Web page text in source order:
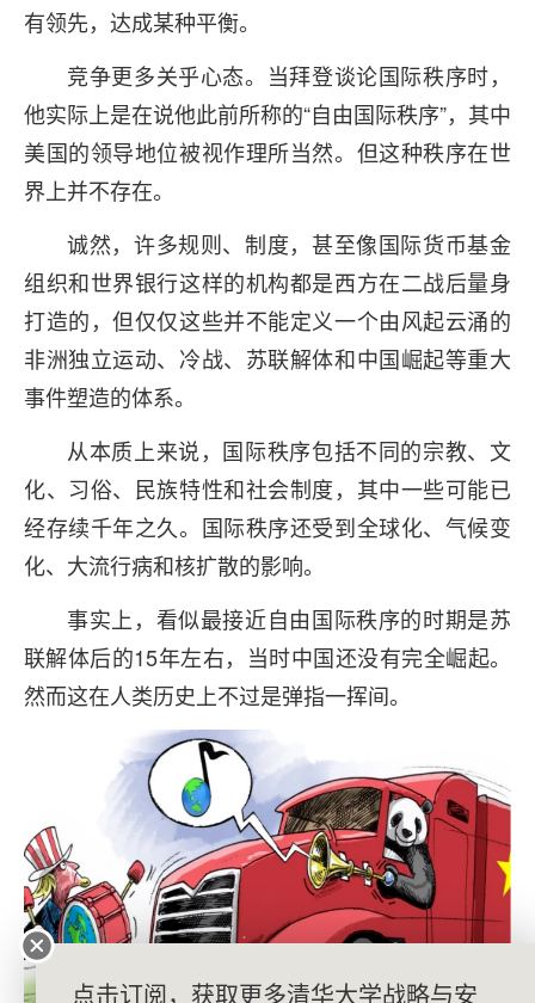
有领先，达成某种平衡。
竞争更多关乎心态。当拜登谈论国际秩序时，
他实际上是在说他此前所称的“自由国际秩序”，其中
美国的领导地位被视作理所当然。但这种秩序在世
界上并不存在。
诚然，许多规则、制度，甚至像国际货币基金
组织和世界银行这样的机构都是西方在二战后量身
打造的，但仅仅这些并不能定义一个由风起云涌的
非洲独立运动、冷战、苏联解体和中国崛起等重大
事件塑造的体系。
从本质上来说，国际秩序包括不同的宗教、文
化、习俗、民族特性和社会制度，其中一些可能已
经存续千年之久。国际秩序还受到全球化、气候变
化、大流行病和核扩散的影响。
事实上，看似最接近自由国际秩序的时期是苏
联解体后的15年左右，当时中国还没有完全崛起。
然而这在人类历史上不过是弹指一挥间。
点击订阅，获取更多清华大学战略与安